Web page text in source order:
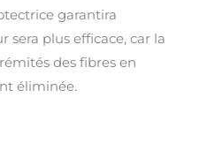
garantira
sera plus efficace, car la
des fibres en
éliminée.